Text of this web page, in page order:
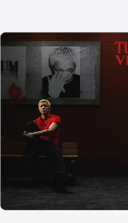
口
中
打
开)